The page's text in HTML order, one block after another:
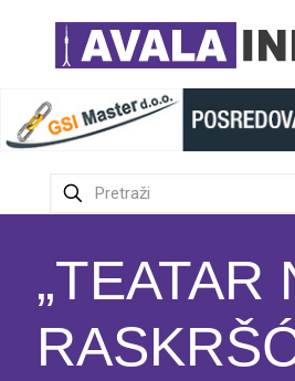
„TEATAR